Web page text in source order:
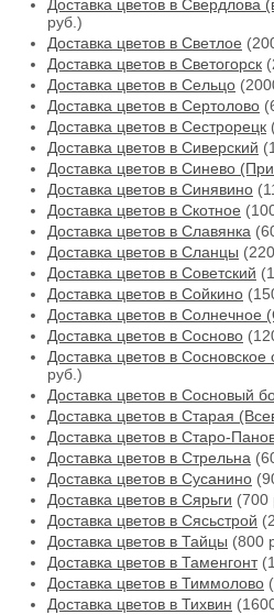
Доставка цветов в Свердлова
руб.)
Доставка цветов в Светлое
Доставка цветов в Светогорск
Доставка цветов в Сельцо
Доставка цветов в Сертолово
Доставка цветов в Сестрорецк
Доставка цветов в Сиверский
Доставка цветов в Синево
Доставка цветов в Синявино
Доставка цветов в Скотное
Доставка цветов в Славянка
Доставка цветов в Сланцы
Доставка цветов в Советский
Доставка цветов в Сойкино
Доставка цветов в Солнечное
Доставка цветов в Сосново
Доставка цветов в
руб.)
Доставка цветов в Сосновый
Доставка цветов в Старая
Доставка цветов в Старо-
Доставка цветов в Стрельна
Доставка цветов в Сусанино
Доставка цветов в Сярьги (700
Доставка цветов в Сясьстрой
Доставка цветов в Тайцы (800
Доставка цветов в Таменгонт
Доставка цветов в Тиммолово
Доставка цветов в Тихвин